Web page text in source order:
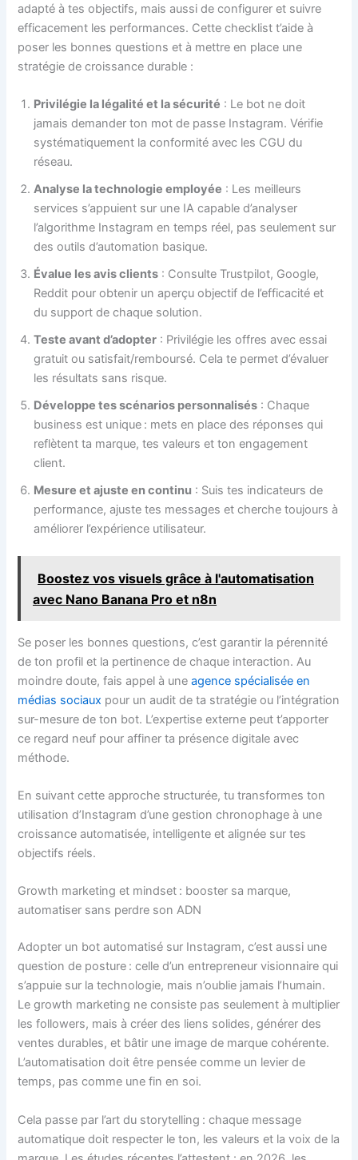
adapté à tes objectifs, mais aussi de configurer et suivre
efficacement les performances. Cette checklist t’aide à
poser les bonnes questions et à mettre en place une
stratégie de croissance durable :
Privilégie la légalité et la sécurité : Le bot ne doit
jamais demander ton mot de passe Instagram. Vérifie
systématiquement la conformité avec les CGU du
réseau.
Analyse la technologie employée : Les meilleurs
services s’appuient sur une IA capable d’analyser
l’algorithme Instagram en temps réel, pas seulement sur
des outils d’automation basique.
Évalue les avis clients : Consulte Trustpilot, Google,
Reddit pour obtenir un aperçu objectif de l’efficacité et
du support de chaque solution.
Teste avant d’adopter : Privilégie les offres avec essai
gratuit ou satisfait/remboursé. Cela te permet d’évaluer
les résultats sans risque.
Développe tes scénarios personnalisés : Chaque
business est unique : mets en place des réponses qui
reflètent ta marque, tes valeurs et ton engagement
client.
Mesure et ajuste en continu : Suis tes indicateurs de
performance, ajuste tes messages et cherche toujours à
améliorer l’expérience utilisateur.
Boostez vos visuels grâce à l'automatisation
avec Nano Banana Pro et n8n
Se poser les bonnes questions, c’est garantir la pérennité
de ton profil et la pertinence de chaque interaction. Au
moindre doute, fais appel à uneagence spécialisée en
médias sociaux pour un audit de ta stratégie ou l’intégration
sur-mesure de ton bot. L’expertise externe peut t’apporter
ce regard neuf pour affiner ta présence digitale avec
méthode.
En suivant cette approche structurée, tu transformes ton
utilisation d’Instagram d’une gestion chronophage à une
croissance automatisée, intelligente et alignée sur tes
objectifs réels.
Growth marketing et mindset : booster sa marque,
automatiser sans perdre son ADN
Adopter un bot automatisé sur Instagram, c’est aussi une
question de posture : celle d’un entrepreneur visionnaire qui
s’appuie sur la technologie, mais n’oublie jamais l’humain.
Le growth marketing ne consiste pas seulement à multiplier
les followers, mais à créer des liens solides, générer des
ventes durables, et bâtir une image de marque cohérente.
L’automatisation doit être pensée comme un levier de
temps, pas comme une fin en soi.
Cela passe par l’art du storytelling : chaque message
automatique doit respecter le ton, les valeurs et la voix de la